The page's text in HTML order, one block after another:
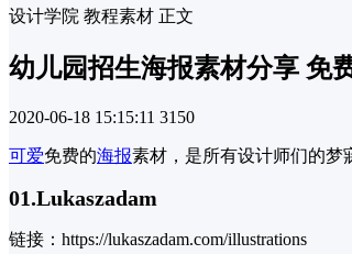
设计学院 教程素材 正文
幼儿园招生海报素材分享 免
2020-06-18 15:15:11 3150
可爱免费的海报素材，是所有设计师们的梦
01.Lukaszadam
链接：https://lukaszadam.com/illustrations